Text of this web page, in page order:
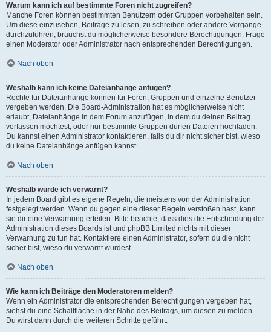
Warum kann ich auf bestimmte Foren nicht zugreifen?
Manche Foren können bestimmten Benutzern oder Gruppen vorbehalten sein.
Um diese einzusehen, Beiträge zu lesen, zu schreiben oder andere Vorgänge
durchzuführen, brauchst du möglicherweise besondere Berechtigungen. Frage
einen Moderator oder Administrator nach entsprechenden Berechtigungen.
Nach oben
Weshalb kann ich keine Dateianhänge anfügen?
Rechte für Dateianhänge können für Foren, Gruppen und einzelne Benutzer
vergeben werden. Die Board-Administration hat es möglicherweise nicht
erlaubt, Dateianhänge in dem Forum anzufügen, in dem du deinen Beitrag
verfassen möchtest, oder nur bestimmte Gruppen dürfen Dateien hochladen.
Du kannst einen Administrator kontaktieren, falls du dir nicht sicher bist, wieso
du keine Dateianhänge anfügen kannst.
Nach oben
Weshalb wurde ich verwarnt?
In jedem Board gibt es eigene Regeln, die meistens von der Administration
festgelegt werden. Wenn du gegen eine dieser Regeln verstoßen hast, kann
sie dir eine Verwarnung erteilen. Bitte beachte, dass dies die Entscheidung der
Administration dieses Boards ist und phpBB Limited nichts mit dieser
Verwarnung zu tun hat. Kontaktiere einen Administrator, sofern du die nicht
sicher bist, wieso du verwarnt wurdest.
Nach oben
Wie kann ich Beiträge den Moderatoren melden?
Wenn ein Administrator die entsprechenden Berechtigungen vergeben hat,
siehst du eine Schaltfläche in der Nähe des Beitrags, um diesen zu melden.
Du wirst dann durch die weiteren Schritte geführt.